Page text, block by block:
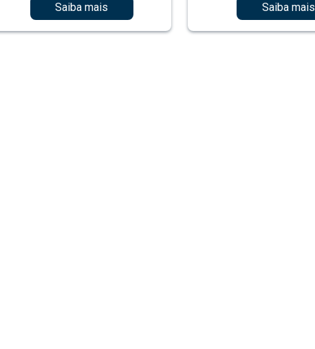
Saiba mais Saiba mais